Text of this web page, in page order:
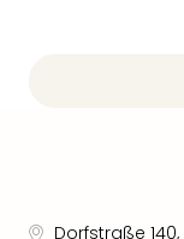
Dorfstraße 140,